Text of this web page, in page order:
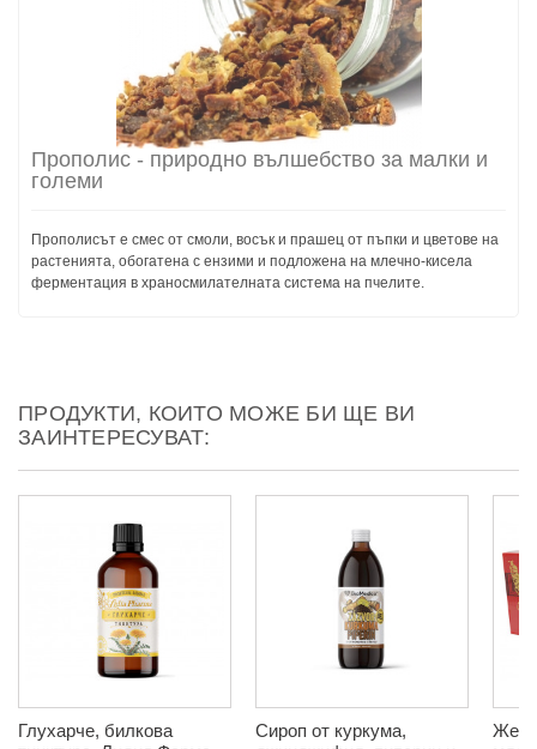
Прополис - природно вълшебство за малки и
големи
Прополисът е смес от смоли, восък и прашец от пъпки и цветове на
растенията, обогатена с ензими и подложена на млечно-кисела
ферментация в храносмилателната система на пчелите.
ПРОДУКТИ, КОИТО МОЖЕ БИ ЩЕ ВИ
ЗАИНТЕРЕСУВАТ:
Глухарче, билкова
Сироп от куркума,